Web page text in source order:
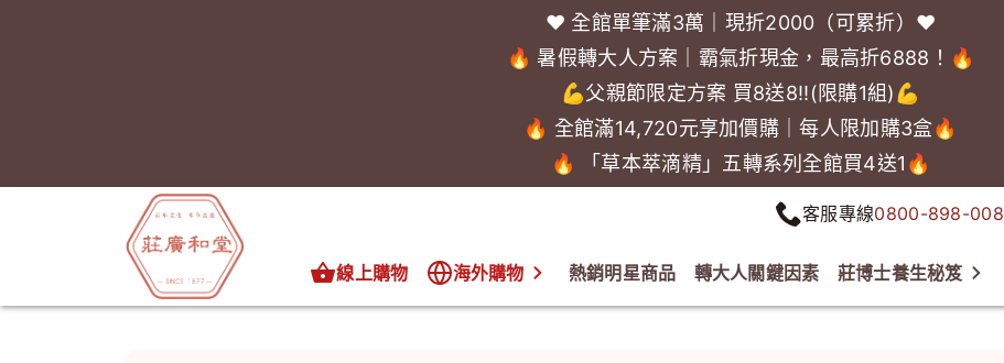
❤️ 全館單筆滿3萬｜現折2000（可累折）❤️
🔥 暑假轉大人方案｜霸氣折現金，最高折6888！🔥
💪父親節限定方案 買8送8!!(限購1組)💪
🔥 全館滿14,720元享加價購｜每人限加購3盒🔥
🔥 「草本萃滴精」五轉系列全館買4送1🔥
客服專線0800-898-008
線上購物 海外購物 熱銷明星商品 轉大人關鍵因素 莊博士養生秘笈